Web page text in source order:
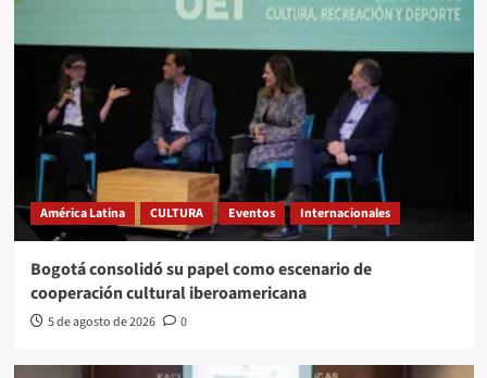
América Latina CULTURA Eventos Internacionales
Bogotá consolidó su papel como escenario de
cooperación cultural iberoamericana
5 de agosto de 2026 0